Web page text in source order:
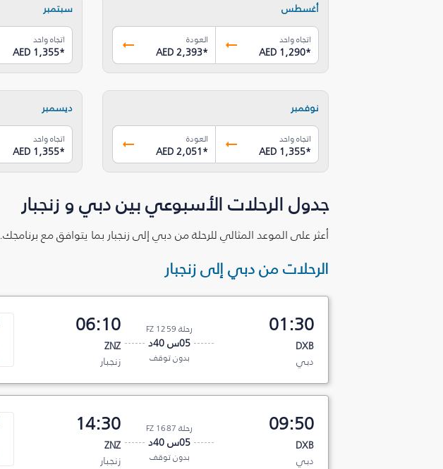
أغسطس
اتجاه واحد
AED 1,290*
العودة
AED 2,393*
سبتمبر
اتجاه واحد
AED 1,355*
نوفمبر
اتجاه واحد
AED 1,355*
العودة
AED 2,051*
ديسمبر
اتجاه واحد
AED 1,355*
جدول الرحلات الأسبوعي بين دبي و زنجبار
أعثر على الموعد المثالي للرحلة من دبي إلى زنجبار بما يتوافق مع برنامجك.
الرحلات من دبي إلى زنجبار
01:30
DXB
دبي
رحلة FZ 1259
05س 40د
بدون توقف
06:10
ZNZ
زنجبار
09:50
DXB
دبي
رحلة FZ 1687
05س 40د
بدون توقف
14:30
ZNZ
زنجبار